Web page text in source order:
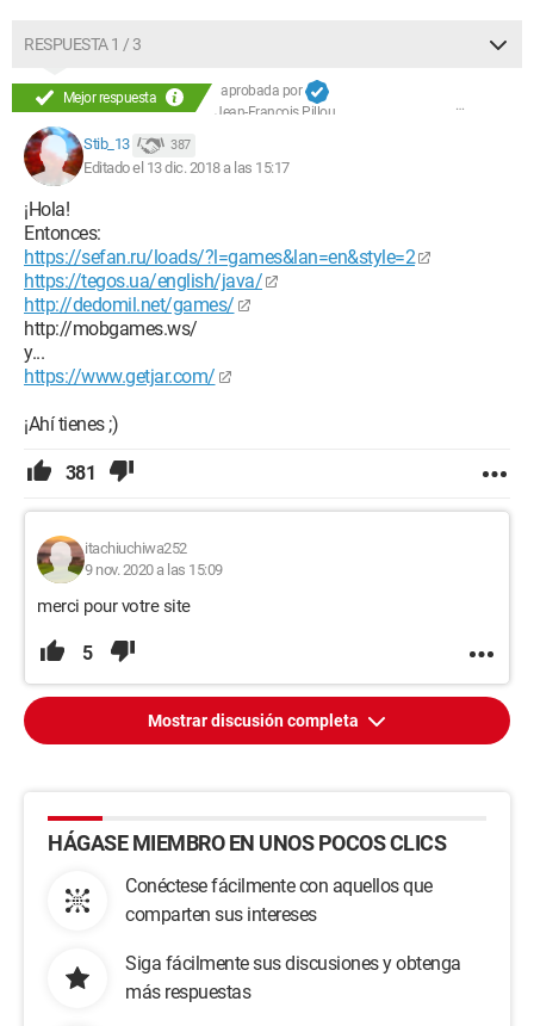
RESPUESTA 1 / 3
Mejor respuesta
aprobada por
Jean-François Pillou
Stib_13 387
Editado el 13 dic. 2018 a las 15:17
¡Hola!
Entonces:
https://sefan.ru/loads/?l=games&lan=en&style=2
https://tegos.ua/english/java/
http://dedomil.net/games/
http://mobgames.ws/
y...
https://www.getjar.com/
¡Ahí tienes ;)
381
itachiuchiwa252
9 nov. 2020 a las 15:09
merci pour votre site
5
Mostrar discusión completa
HÁGASE MIEMBRO EN UNOS POCOS CLICS
Conéctese fácilmente con aquellos que
comparten sus intereses
Siga fácilmente sus discusiones y obtenga
más respuestas